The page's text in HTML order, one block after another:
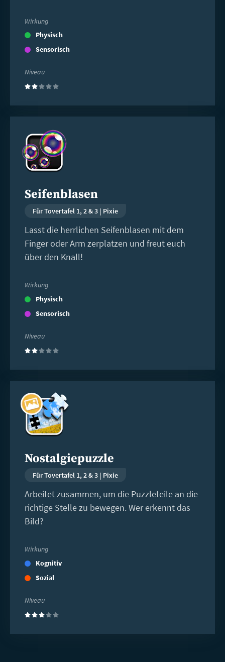
Wirkung
Physisch
Sensorisch
Niveau
(2)
Seifenblasen
Für Tovertafel 1, 2 & 3 | Pixie
Lasst die herrlichen Seifenblasen mit dem
Finger oder Arm zerplatzen und freut euch
über den Knall!
Wirkung
Physisch
Sensorisch
Niveau
(2)
Nostalgiepuzzle
Für Tovertafel 1, 2 & 3 | Pixie
Arbeitet zusammen, um die Puzzleteile an die
richtige Stelle zu bewegen. Wer erkennt das
Bild?
Wirkung
Kognitiv
Sozial
Niveau
(3)